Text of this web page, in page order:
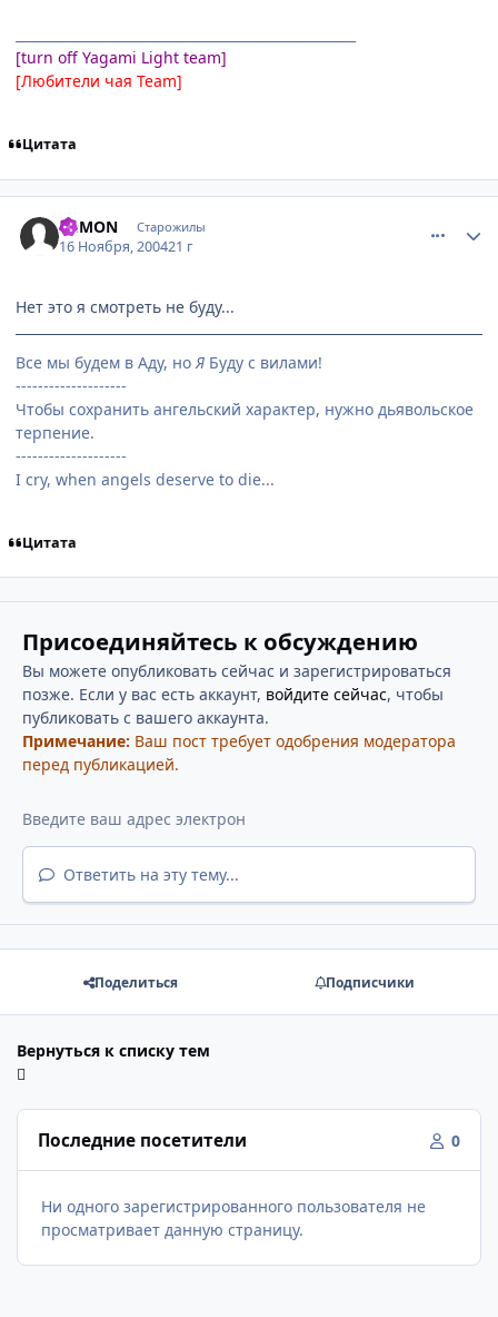
[turn off Yagami Light team]
[Любители чая Team]
Цитата
DeMON Старожилы
16 Ноября, 200421 г
Нет это я смотреть не буду...
Все мы будем в Аду, ноЯ Буду с вилами!
--------------------
Чтобы сохранить ангельский характер, нужно дьявольское
терпение.
--------------------
I cry, when angels deserve to die...
Цитата
Присоединяйтесь к обсуждению
Вы можете опубликовать сейчас и зарегистрироваться
позже. Если у вас есть аккаунт, войдите сейчас, чтобы
публиковать с вашего аккаунта.
Примечание: Ваш пост требует одобрения модератора
перед публикацией.
Ответить на эту тему...
Поделиться Подписчики
Вернуться к списку тем
Последние посетители 0
Ни одного зарегистрированного пользователя не
просматривает данную страницу.